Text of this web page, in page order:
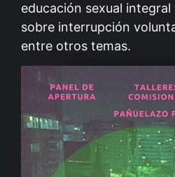
educación sexual
sobre interrupción
entre otros temas.